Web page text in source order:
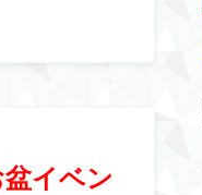
イベン